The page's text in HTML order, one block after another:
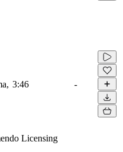
3:46 -
Licensing